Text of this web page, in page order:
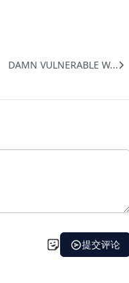
DAMN VULNERABLE W...